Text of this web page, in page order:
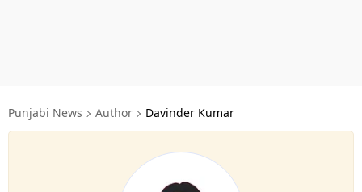
ਖੇਡਾਂ
Punjabi News Author Davinder Kumar